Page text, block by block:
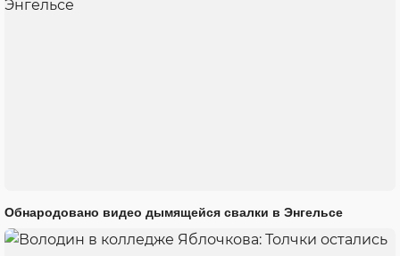
Обнародовано видео дымящейся свалки в Энгельсе